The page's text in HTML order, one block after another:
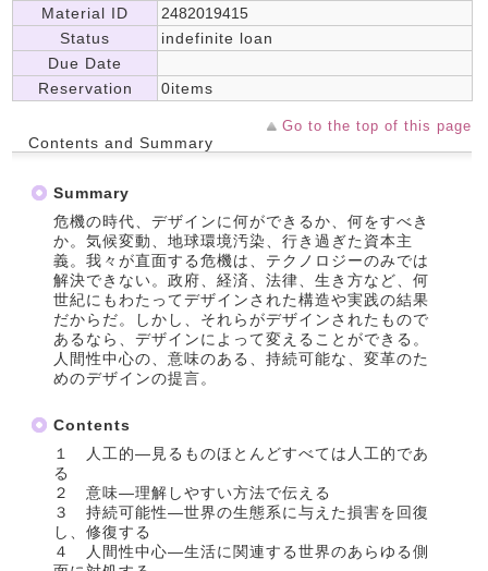
Material ID
2482019415
Status
indefinite loan
Due Date
Reservation
0items
Go to the top of this page
Contents and Summary
Summary
危機の時代、デザインに何ができるか、何をすべき
か。気候変動、地球環境汚染、行き過ぎた資本主
義。我々が直面する危機は、テクノロジーのみでは
解決できない。政府、経済、法律、生き方など、何
世紀にもわたってデザインされた構造や実践の結果
だからだ。しかし、それらがデザインされたもので
あるなら、デザインによって変えることができる。
人間性中心の、意味のある、持続可能な、変革のた
めのデザインの提言。
Contents
１ 人工的―見るものほとんどすべては人工的であ
る
２ 意味―理解しやすい方法で伝える
３ 持続可能性―世界の生態系に与えた損害を回復
し、修復する
４ 人間性中心―生活に関連する世界のあらゆる側